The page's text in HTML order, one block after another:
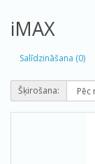
iMAX
Salīdzināšana (0)
Šķirošana: